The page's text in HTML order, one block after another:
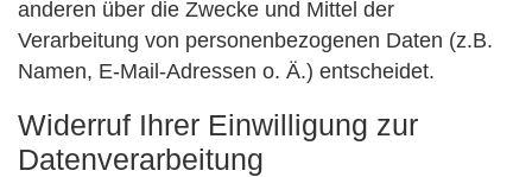
anderen über die Zwecke und Mittel der
Verarbeitung von personenbezogenen Daten (z.B.
Namen, E-Mail-Adressen o. Ä.) entscheidet.
Widerruf Ihrer Einwilligung zur
Datenverarbeitung